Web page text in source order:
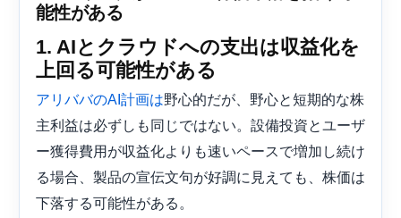
能性がある
1. AIとクラウドへの支出は収益化を
上回る可能性がある
アリババのAI計画は野心的だが、野心と短期的な株
主利益は必ずしも同じではない。設備投資とユーザ
ー獲得費用が収益化よりも速いペースで増加し続け
る場合、製品の宣伝文句が好調に見えても、株価は
下落する可能性がある。